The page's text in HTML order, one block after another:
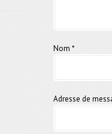
Nom *
Adresse de